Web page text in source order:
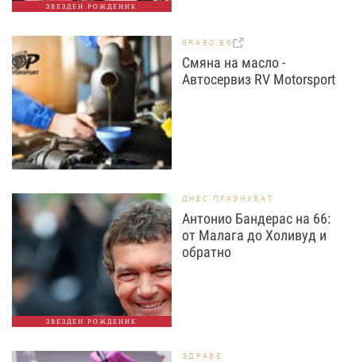
ЗВЕЗДЕН РОЖДЕНИК
GRABO.BG
Смяна на масло -
Автосервиз RV Motorsport
ЗВЕЗДЕН РОЖДЕНИК
ДНЕС ПРАЗНУВАТ
Антонио Бандерас на 66:
от Малага до Холивуд и
обратно
ЗДРАВЕ